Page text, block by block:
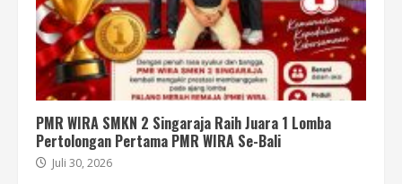
PMR WIRA SMKN 2 Singaraja Raih Juara 1 Lomba
Pertolongan Pertama PMR WIRA Se-Bali
Juli 30, 2026